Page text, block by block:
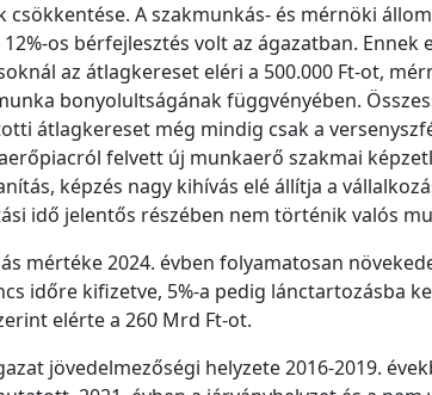
csökkentése. A szakmunkás- és mérnöki
12%-os bérfejlesztés volt az ágazatban. Ennek
az átlagkereset eléri a 500.000 Ft-ot,
bonyolultságának függvényében.
átlagkereset még mindig csak a
felvett új munkaerő szakmai
képzés nagy kihívás elé állítja a
idő jelentős részében nem történik valós
mértéke 2024. évben folyamatosan
időre kifizetve, 5%-a pedig lánctartozásba
elérte a 260 Mrd Ft-ot.
jövedelmezőségi helyzete 2016-2019.